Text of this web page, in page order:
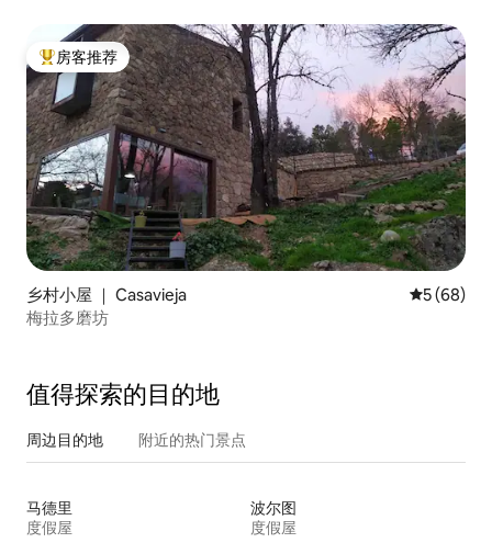
热门「房客推荐」
房客推荐
乡村小屋 ｜ Casavieja 平均评分
5 (68)
梅拉多磨坊
值得探索的目的地
周边目的地 附近的热门景点
马德里
度假屋
波尔图
度假屋